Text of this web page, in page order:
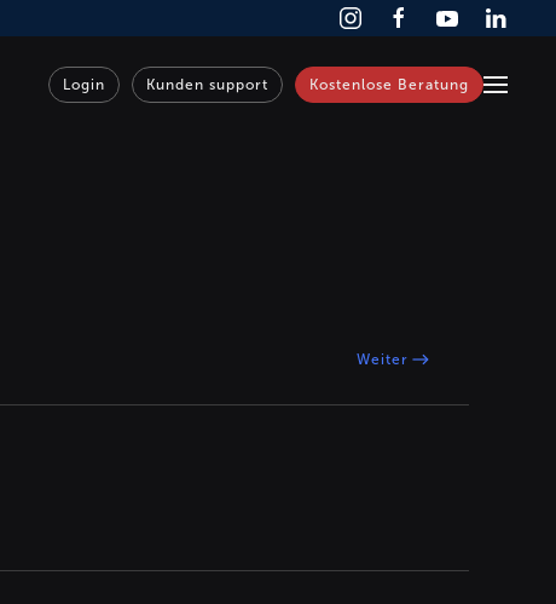
Login Kunden support Kostenlose Beratung
Weiter